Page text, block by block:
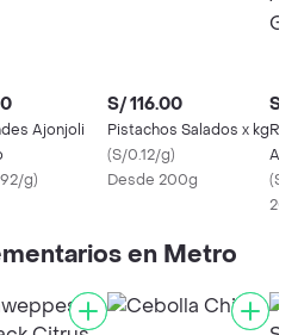
Ajonjoli
g)
S/ 116.00
Pistachos Salados x kg
(S/0.12/g)
Desde 200g
S/
(S/
en Metro